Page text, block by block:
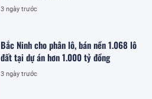
3 ngày trước
Bắc Ninh cho phân lô, bán nền 1.068 lô
đất tại dự án hơn 1.000 tỷ đồng
3 ngày trước